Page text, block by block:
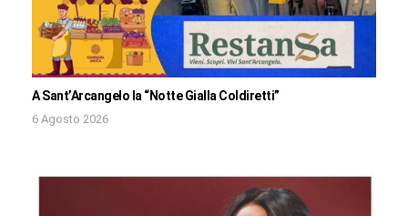
A Sant’Arcangelo la “Notte Gialla Coldiretti”
6 Agosto 2026